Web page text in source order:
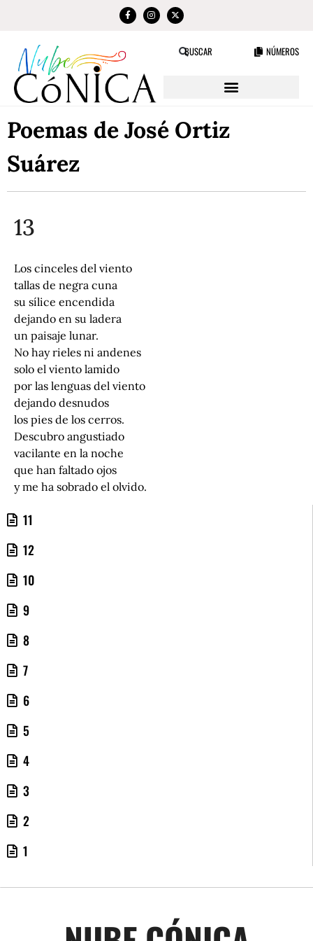
BUSCAR NÚMEROS
Poemas de José Ortiz
Suárez
11
12
10
9
8
7
6
5
4
3
2
1
13
Los cinceles del viento
tallas de negra cuna
su sílice encendida
dejando en su ladera
un paisaje lunar.
No hay rieles ni andenes
solo el viento lamido
por las lenguas del viento
dejando desnudos
los pies de los cerros.
Descubro angustiado
vacilante en la noche
que han faltado ojos
y me ha sobrado el olvido.